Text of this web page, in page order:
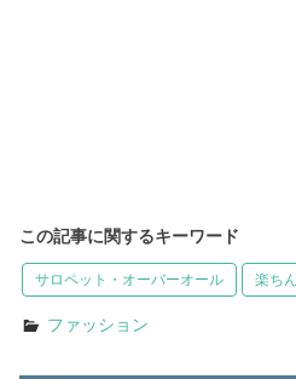
この記事に関するキーワード
サロペット・オーバーオール 楽ちん
ファッション